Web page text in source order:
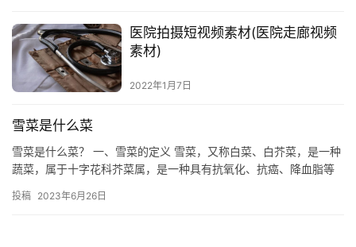
医院拍摄短视频素材(医院走廊视频
素材)
2022年1月7日
雪菜是什么菜
雪菜是什么菜？ 一、雪菜的定义 雪菜，又称白菜、白芥菜，是一种
蔬菜，属于十字花科芥菜属，是一种具有抗氧化、抗癌、降血脂等
润，…
投稿 2023年6月26日